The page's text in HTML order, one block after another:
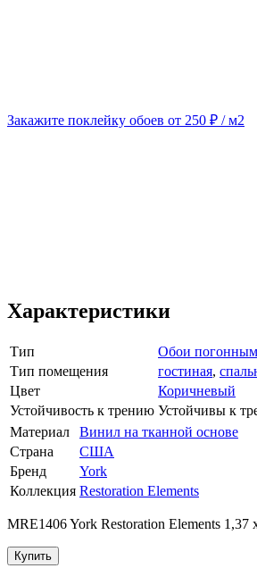
Закажите поклейку обоев от 250 ₽ / м2
Характеристики
Тип
Обои
Тип помещения
гостиная,
Цвет
Коричневый
Устойчивость к трению Устойчивы к
Материал
Винил на тканной основе
Страна
США
Бренд
York
Коллекция Restoration Elements
MRE1406 York Restoration Elements 1,37
Купить